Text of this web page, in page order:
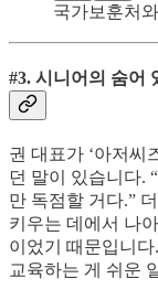
국가보훈처
#3. 시니어의 숨어
권 대표가 ‘아저씨
던 말이 있습니다.
만 독점할 거다.”
키우는 데에서 나
이었기 때문입니
교육하는 게 쉬운